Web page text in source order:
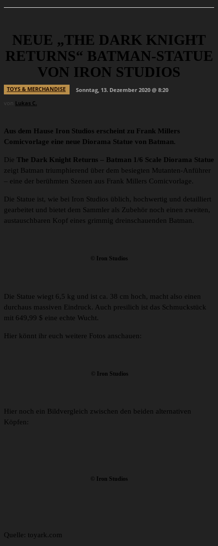
NEUE „THE DARK KNIGHT
RETURNS“ BATMAN-STATUE
VON IRON STUDIOS
TOYS & MERCHANDISE
Sonntag, 13. Dezember 2020 @ 8:20
von Lukas C.
Aus dem Hause Iron Studios erscheint zu Frank Millers
Comicvorlage eine neue Diorama Statue von Batman.
Die The Dark Knight Returns – Batman 1/6 Scale Diorama Statue
zeigt Batman triumphierend über dem besiegten Mutanten-Anführer
– eine der berühmten Szenen aus Frank Millers Comicvorlage.
Die Statue ist, wie bei Iron Studios üblich, hochwertig und detailliert
gearbeitet und bietet dem Sammler als Zubehör noch einen zweiten,
austauschbaren Kopf eines grimmig dreinschauenden Batman.
© Iron Studios
Die Statue wiegt 6,5 kg und ist ca. 38 cm hoch, macht also einen
durchaus massiven Eindruck. Auch presilich ist das Schmuckstück
mit 649,99 $ eine echte Wucht.
Hier könnt ihr euch weitere Fotos anschauen:
© Iron Studios
Hier noch ein Bildvergleich zwischen den beiden alternativen
Köpfen:
© Iron Studios
Quelle: toyark.com